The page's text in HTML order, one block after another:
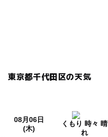
東京都千代田区の天気
08月06日
(木)
くもり 時々 晴
れ